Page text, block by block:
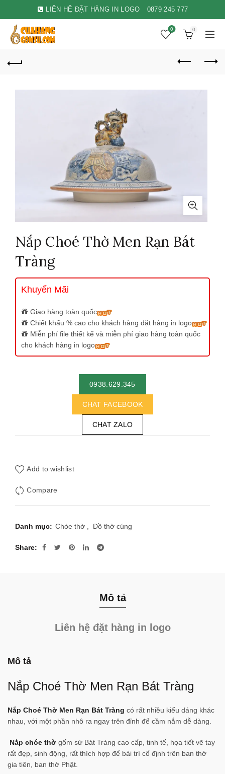
LIÊN HỆ ĐẶT HÀNG IN LOGO 0879 245 777
0 0
Nắp Choé Thờ Men Rạn Bát
Tràng
Khuyến Mãi
Giao hàng toàn quốc
Chiết khấu % cao cho khách hàng đặt hàng in logo
Miễn phí file thiết kế và miễn phí giao hàng toàn quốc
cho khách hàng in logo
0938.629.345
CHAT FACEBOOK
CHAT ZALO
Add to wishlist
Compare
Danh mục: Chóe thờ , Đồ thờ cúng
Share
Mô tả
Liên hệ đặt hàng in logo
Mô tả
Nắp Choé Thờ Men Rạn Bát Tràng
Nắp Choé Thờ Men Rạn Bát Tràng có rất nhiều kiểu dáng khác
nhau, với một phần nhô ra ngay trên đỉnh để cầm nắm dễ dàng.
Nắp chóe thờ gốm sứ Bát Tràng cao cấp, tinh tế, họa tiết vẽ tay
rất đẹp, sinh động, rất thích hợp để bài trí cố định trên ban thờ
gia tiên, ban thờ Phật.